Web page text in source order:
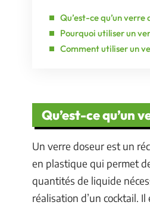
Qu’est-ce qu’un verre
Pourquoi utiliser un
Comment utiliser un
Qu’est-ce qu’un
Un verre doseur est un
en plastique qui permet
quantités de liquide
réalisation d’un cocktail.